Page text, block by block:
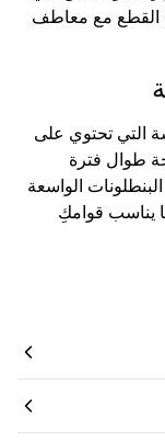
القطع مع معاطف
التي تحتوي على
طوال فترة
الواسعة
يناسب قوامكِ